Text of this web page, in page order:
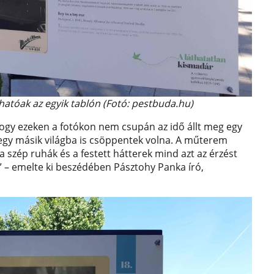
az egyik tablón (Fotó: pestbuda.hu)
ezeken a fotókon nem csupán az idő állt meg egy
másik világba is csöppentek volna. A műterem
ruhák és a festett hátterek mind azt az érzést
emelte ki beszédében Pásztohy Panka író,